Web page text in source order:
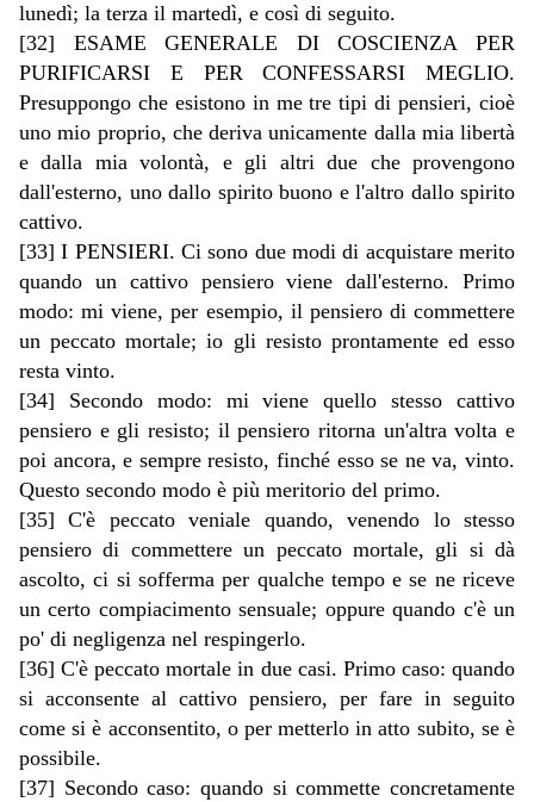
lunedì; la terza il martedì, e così di seguito.
[32] ESAME GENERALE DI COSCIENZA PER
PURIFICARSI E PER CONFESSARSI MEGLIO.
Presuppongo che esistono in me tre tipi di pensieri, cioè
uno mio proprio, che deriva unicamente dalla mia libertà
e dalla mia volontà, e gli altri due che provengono
dall'esterno, uno dallo spirito buono e l'altro dallo spirito
cattivo.
[33] I PENSIERI. Ci sono due modi di acquistare merito
quando un cattivo pensiero viene dall'esterno. Primo
modo: mi viene, per esempio, il pensiero di commettere
un peccato mortale; io gli resisto prontamente ed esso
resta vinto.
[34] Secondo modo: mi viene quello stesso cattivo
pensiero e gli resisto; il pensiero ritorna un'altra volta e
poi ancora, e sempre resisto, finché esso se ne va, vinto.
Questo secondo modo è più meritorio del primo.
[35] C'è peccato veniale quando, venendo lo stesso
pensiero di commettere un peccato mortale, gli si dà
ascolto, ci si sofferma per qualche tempo e se ne riceve
un certo compiacimento sensuale; oppure quando c'è un
po' di negligenza nel respingerlo.
[36] C'è peccato mortale in due casi. Primo caso: quando
si acconsente al cattivo pensiero, per fare in seguito
come si è acconsentito, o per metterlo in atto subito, se è
possibile.
[37] Secondo caso: quando si commette concretamente